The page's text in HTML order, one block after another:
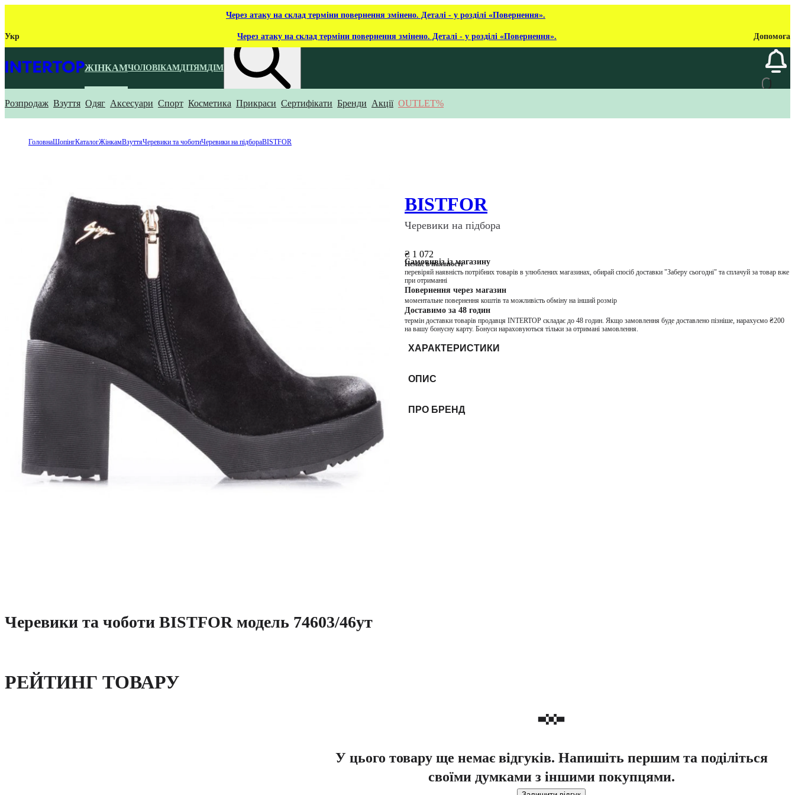
Через атаку на склад терміни повернення змінено. Деталі - у розділі «Повернення».
Укр Через атаку на склад терміни повернення змінено. Деталі - у розділі «Повернення». Допомога
ЖІНКАМЧОЛОВІКАМДІТЯМДІМ
Що ти шукаєш?
Розпродаж Взуття Одяг Аксесуари Спорт Косметика Прикраси Сертифікати Бренди Акції OUTLET%
ГоловнаШопінгКаталогЖінкамВзуттяЧеревики та чоботиЧеревики на підбораBISTFOR
BISTFOR
Черевики на підбора
₴ 1 072
Немає в наявності
Самовивіз із магазину
перевіряй наявність потрібних товарів в улюблених магазинах, обирай спосіб доставки "Заберу сьогодні" та сплачуй за товар вже
при отриманні
Повернення через магазин
моментальне повернення коштів та можливість обміну на інший розмір
Доставимо за 48 годин
термін доставки товарів продавця INTERTOP складає до 48 годин. Якщо замовлення буде доставлено пізніше, нарахуємо ₴200
на вашу бонусну карту. Бонуси нараховуються тільки за отримані замовлення.
ХАРАКТЕРИСТИКИ
ОПИС
ПРО БРЕНД
Черевики та чоботи BISTFOR модель 74603/46ут
РЕЙТИНГ ТОВАРУ
У цього товару ще немає відгуків. Напишіть першим та поділіться
своїми думками з іншими покупцями.